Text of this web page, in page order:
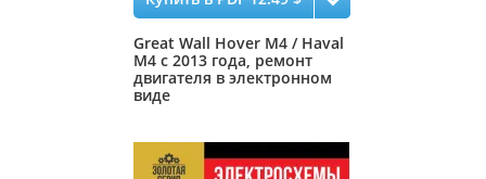
Great Wall Hover M4 / Haval
M4 с 2013 года, ремонт
двигателя в электронном
виде